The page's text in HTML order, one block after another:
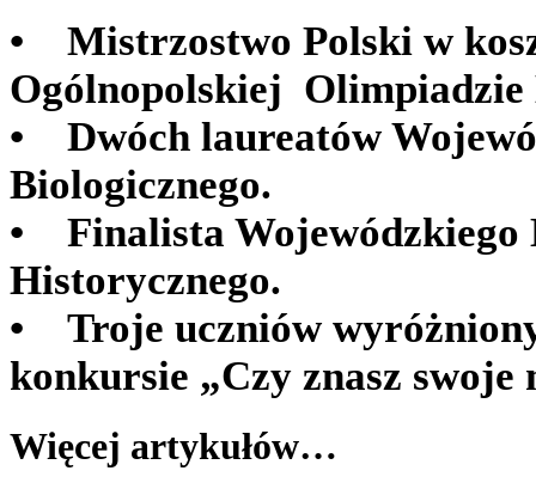
• Mistrzostwo Polski w
Ogólnopolskiej Olimpiadzie
• Dwóch laureatów
Biologicznego.
• Finalista Wojewódzkiego
Historycznego.
• Troje uczniów
konkursie „Czy znasz swoje
Więcej artykułów…